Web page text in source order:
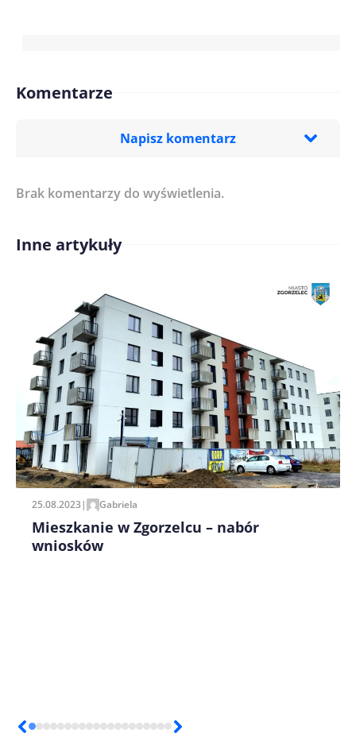
Komentarze
Napisz komentarz
Treść komentarza*
Imię/ Nick*
Zapamiętaj moje dane w tej przeglądarce podczas
pisania kolejnych komentarzy.
Brak komentarzy do wyświetlenia.
Inne artykuły
25.08.2023| Gabriela
Mieszkanie w Zgorzelcu – nabór
wniosków